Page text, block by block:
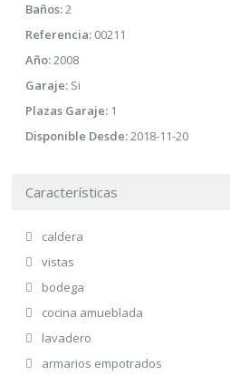
Baños:2
Referencia: 00211
Año:2008
Garaje: Si
Plazas Garaje: 1
Disponible Desde:2018-11-20
Características
caldera
vistas
bodega
cocina amueblada
lavadero
armarios empotrados